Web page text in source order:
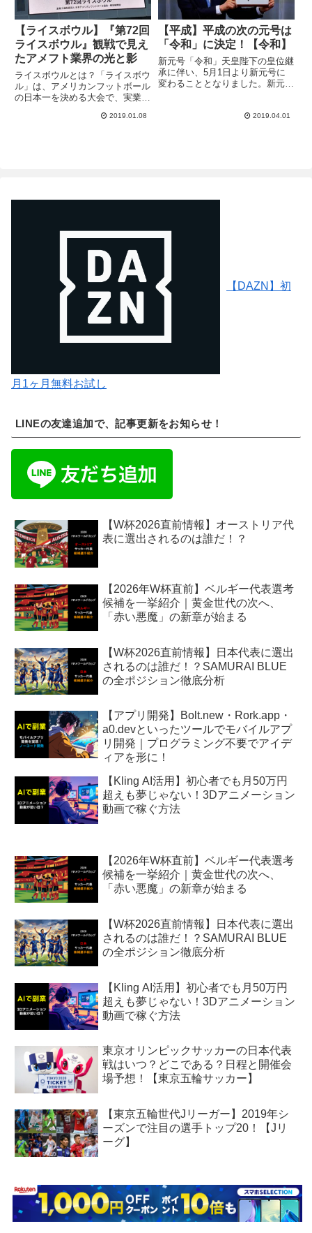
【ライスボウル】『第72回
ライスボウル』観戦で見え
たアメフト業界の光と影
ライスボウルとは？「ライスボウ
ル」は、アメリカンフットボール
の日本一を決める大会で、実業団
戦う試合のことである。出場条件
2019.01.08
【平成】平成の次の元号は
「令和」に決定！【令和】
新元号「令和」天皇陛下の皇位継
承に伴い、5月1日より新元号に
変わることとなりました。新元号
たが、「令和」という元号に決定
2019.04.01
【DAZN】初
月1ヶ月無料お試し
LINEの友達追加で、記事更新をお知らせ！
【W杯2026直前情報】オーストリア代
表に選出されるのは誰だ！？
【2026年W杯直前】ベルギー代表選考
候補を一挙紹介｜黄金世代の次へ、
「赤い悪魔」の新章が始まる
【W杯2026直前情報】日本代表に選出
されるのは誰だ！？SAMURAI BLUE
の全ポジション徹底分析
【アプリ開発】Bolt.new・Rork.app・
a0.devといったツールでモバイルアプ
リ開発｜プログラミング不要でアイデ
ィアを形に！
【Kling AI活用】初心者でも月50万円
超えも夢じゃない！3Dアニメーション
動画で稼ぐ方法
【2026年W杯直前】ベルギー代表選考
候補を一挙紹介｜黄金世代の次へ、
「赤い悪魔」の新章が始まる
【W杯2026直前情報】日本代表に選出
されるのは誰だ！？SAMURAI BLUE
の全ポジション徹底分析
【Kling AI活用】初心者でも月50万円
超えも夢じゃない！3Dアニメーション
動画で稼ぐ方法
東京オリンピックサッカーの日本代表
戦はいつ？どこである？日程と開催会
場予想！【東京五輪サッカー】
【東京五輪世代Jリーガー】2019年シ
ーズンで注目の選手トップ20！【Jリ
ーグ】